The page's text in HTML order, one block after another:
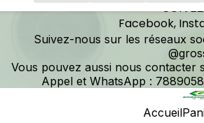
Facebook,
Suivez-nous sur les réseaux
Vous pouvez aussi nous contacter
Appel et WhatsApp :
Accueil